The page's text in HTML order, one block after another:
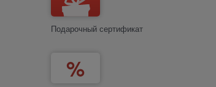
Подарочный сертификат